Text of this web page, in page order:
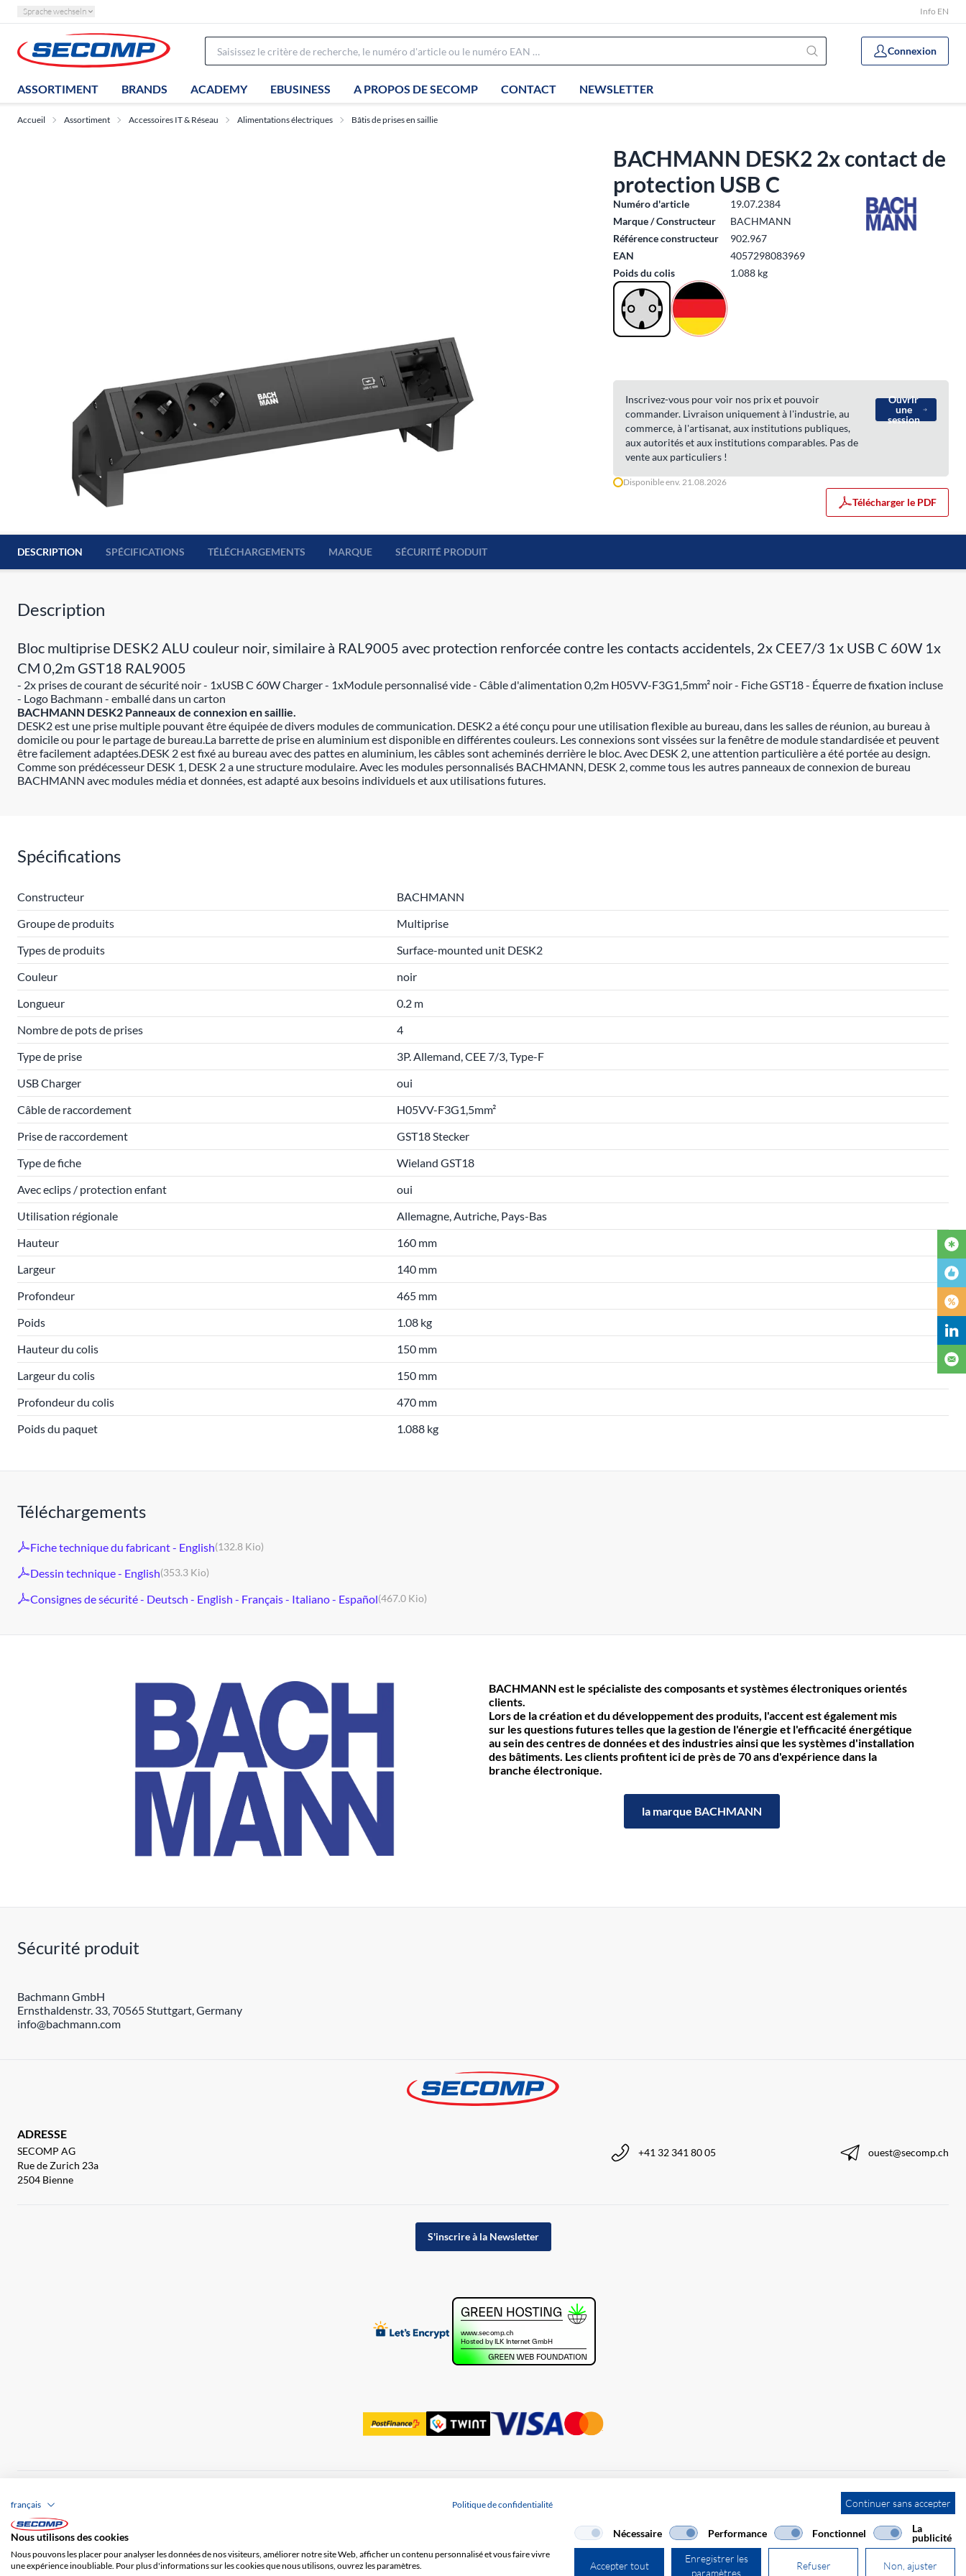
Sprache wechseln Info EN
Connexion
ASSORTIMENT BRANDS ACADEMY EBUSINESS A PROPOS DE SECOMP CONTACT NEWSLETTER
Accueil Assortiment Accessoires IT & Réseau Alimentations électriques Bâtis de prises en saillie
BACHMANN DESK2 2x contact de
protection USB C
Numéro d'article
19.07.2384
Marque / Constructeur
BACHMANN
Référence constructeur
902.967
EAN
4057298083969
Poids du colis
1.088 kg
Inscrivez-vous pour voir nos prix et pouvoir
commander. Livraison uniquement à l'industrie, au
commerce, à l'artisanat, aux institutions publiques,
aux autorités et aux institutions comparables. Pas de
vente aux particuliers !
Ouvrir
une
session
Disponible env. 21.08.2026
Télécharger le PDF
DESCRIPTION SPÉCIFICATIONS TÉLÉCHARGEMENTS MARQUE SÉCURITÉ PRODUIT
Description
Bloc multiprise DESK2 ALU couleur noir, similaire à RAL9005 avec protection renforcée contre les contacts accidentels, 2x CEE7/3 1x USB C 60W 1x
CM 0,2m GST18 RAL9005
- 2x prises de courant de sécurité noir - 1xUSB C 60W Charger - 1xModule personnalisé vide - Câble d'alimentation 0,2m H05VV-F3G1,5mm² noir - Fiche GST18 - Équerre de fixation incluse
- Logo Bachmann - emballé dans un carton
BACHMANN DESK2 Panneaux de connexion en saillie.
DESK2 est une prise multiple pouvant être équipée de divers modules de communication. DESK2 a été conçu pour une utilisation flexible au bureau, dans les salles de réunion, au bureau à
domicile ou pour le partage de bureau.La barrette de prise en aluminium est disponible en différentes couleurs. Les connexions sont vissées sur la fenêtre de module standardisée et peuvent
être facilement adaptées.DESK 2 est fixé au bureau avec des pattes en aluminium, les câbles sont acheminés derrière le bloc. Avec DESK 2, une attention particulière a été portée au design.
Comme son prédécesseur DESK 1, DESK 2 a une structure modulaire. Avec les modules personnalisés BACHMANN, DESK 2, comme tous les autres panneaux de connexion de bureau
BACHMANN avec modules média et données, est adapté aux besoins individuels et aux utilisations futures.
Spécifications
Constructeur
BACHMANN
Groupe de produits
Multiprise
Types de produits
Surface-mounted unit DESK2
Couleur
noir
Longueur
0.2 m
Nombre de pots de prises
4
Type de prise
3P. Allemand, CEE 7/3, Type-F
USB Charger
oui
Câble de raccordement
H05VV-F3G1,5mm²
Prise de raccordement
GST18 Stecker
Type de fiche
Wieland GST18
Avec eclips / protection enfant
oui
Utilisation régionale
Allemagne, Autriche, Pays-Bas
Hauteur
160 mm
Largeur
140 mm
Profondeur
465 mm
Poids
1.08 kg
Hauteur du colis
150 mm
Largeur du colis
150 mm
Profondeur du colis
470 mm
Poids du paquet
1.088 kg
Téléchargements
Fiche technique du fabricant - English(132.8 Kio)
Dessin technique - English(353.3 Kio)
Consignes de sécurité - Deutsch - English - Français - Italiano - Español(467.0 Kio)
BACHMANN est le spécialiste des composants et systèmes électroniques orientés
clients.
Lors de la création et du développement des produits, l'accent est également mis
sur les questions futures telles que la gestion de l'énergie et l'efficacité énergétique
au sein des centres de données et des industries ainsi que les systèmes d'installation
des bâtiments. Les clients profitent ici de près de 70 ans d'expérience dans la
branche électronique.
la marque BACHMANN
Sécurité produit
Bachmann GmbH
Ernsthaldenstr. 33, 70565 Stuttgart, Germany
info@bachmann.com
ADRESSE
SECOMP AG
Rue de Zurich 23a
2504 Bienne
+41 32 341 80 05 ouest@secomp.ch
S'inscrire à la Newsletter
Frais de port
Continuer sans accepter
français Politique de confidentialité
Nous utilisons des cookies
Nous pouvons les placer pour analyser les données de nos visiteurs, améliorer notre site Web, afficher un contenu personnalisé et vous faire vivre
une expérience inoubliable. Pour plus d'informations sur les cookies que nous utilisons, ouvrez les paramètres.
Nécessaire Performance Fonctionnel La
publicité
Accepter tout
Enregistrer les
paramètres
Refuser Non, ajuster